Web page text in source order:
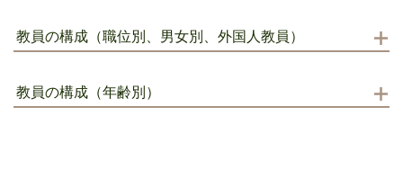
教員の構成（職位別、男女別、外国人教員）
教員の構成（年齢別）